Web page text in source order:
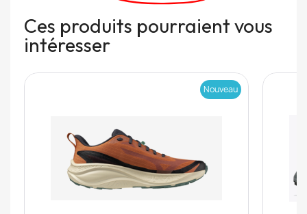
Ces produits pourraient vous
intéresser
Nouveau